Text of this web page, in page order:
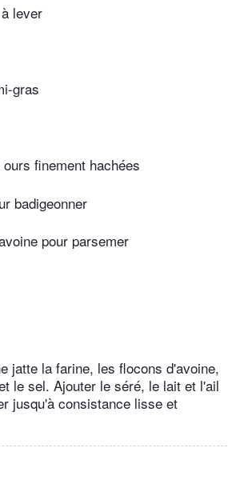
lever
gras
finement hachées
badigeonner
pour parsemer
jatte la farine, les flocons d'avoine,
le sel. Ajouter le séré, le lait et l'ail
jusqu'à consistance lisse et